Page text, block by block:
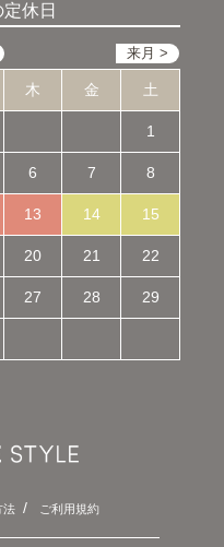
休日
木 金 土
1
6 7 8
13 14 15
20 21 22
27 28 29
法 ご利用規約